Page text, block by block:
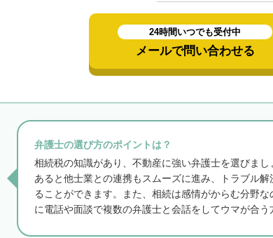
24時間いつでも受付中
メールで問い合わせる
弁護士の選び方のポイントは？
相続税の知識があり、不動産に強い弁護士を選びま
あると他士業との連携もスムーズに進み、トラブル
ることができます。また、相続は感情がからむ分野
に電話や面談で複数の弁護士と会話をしてウマが合う